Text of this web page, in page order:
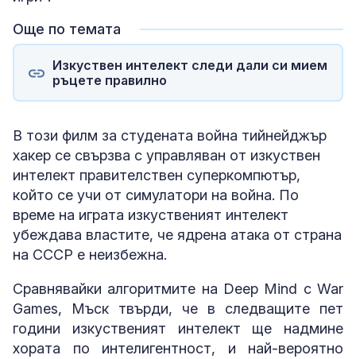
Още по темата
Изкуствен интелект следи дали си мием
ръцете правилно
В този филм за студената война тийнейджър
хакер се свързва с управляван от изкуствен
интелект правителствен суперкомпютър,
който се учи от симулатори на война. По
време на играта изкуственият интелект
убеждава властите, че ядрена атака от страна
на СССР е неизбежна.
Сравнявайки алгоритмите на Deep Mind с War
Games, Мъск твърди, че в следващите пет
години изкуственият интелект ще надмине
хората по интелигентност, и най-вероятно